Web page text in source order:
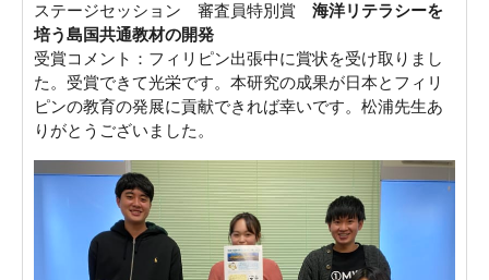
ステージセッション 審査員特別賞 海洋リテラシーを
培う島国共通教材の開発
受賞コメント：フィリピン出張中に賞状を受け取りまし
た。受賞できて光栄です。本研究の成果が日本とフィリ
ピンの教育の発展に貢献できれば幸いです。松浦先生あ
りがとうございました。